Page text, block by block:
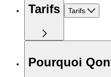
Tarifs Tarifs
Pourquoi